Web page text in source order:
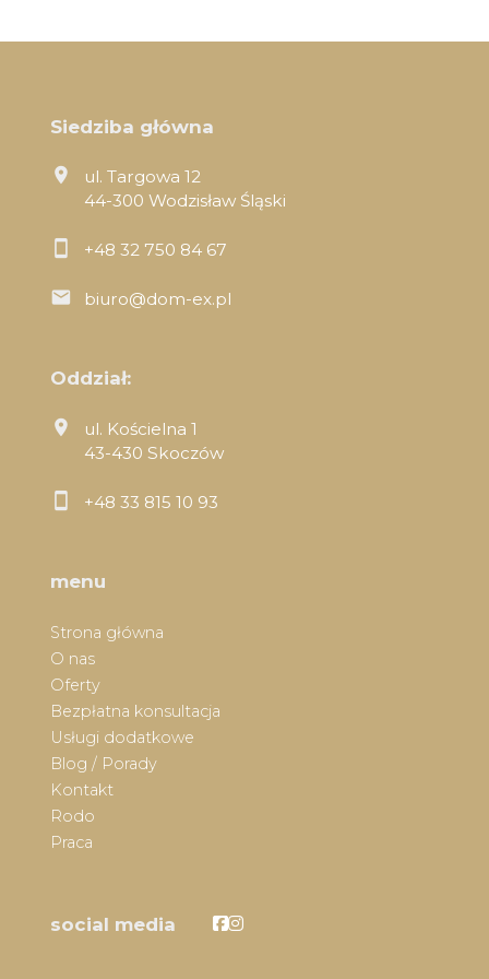
Siedziba główna
ul. Targowa 12
44-300 Wodzisław Śląski
+48 32 750 84 67
biuro@dom-ex.pl
Oddział:
ul. Kościelna 1
43-430 Skoczów
+48 33 815 10 93
menu
Strona główna
O nas
Oferty
Bezpłatna konsultacja
Usługi dodatkowe
Blog / Porady
Kontakt
Rodo
Praca
social media Facebook
Facebook